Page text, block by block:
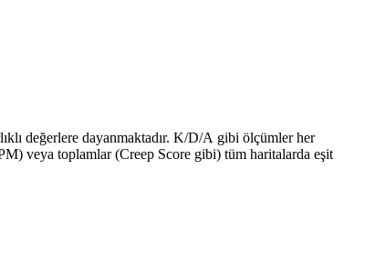
değerlere dayanmaktadır. K/D/A gibi ölçümler her
veya toplamlar (Creep Score gibi) tüm haritalarda eşit